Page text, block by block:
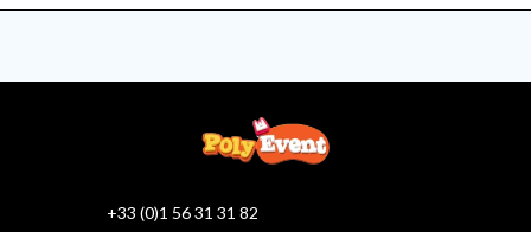
+33 (0)1 56 31 31 82